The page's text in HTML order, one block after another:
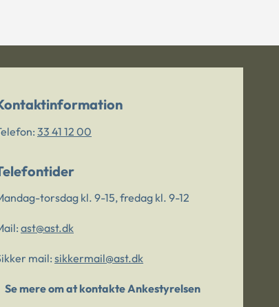
33 41 12 00
torsdag kl. 9-15, fredag kl. 9-12
ast@ast.dk
mail: sikkermail@ast.dk
Se mere om at kontakte Ankestyrelsen